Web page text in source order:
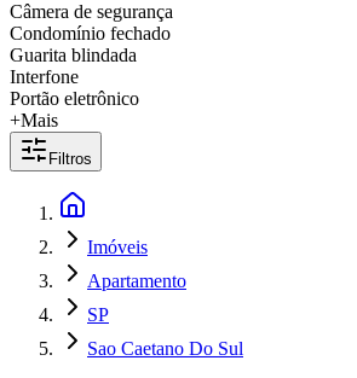
Câmera de segurança
Condomínio fechado
Guarita blindada
Interfone
Portão eletrônico
+Mais
Filtros
Imóveis
Apartamento
SP
Sao Caetano Do Sul